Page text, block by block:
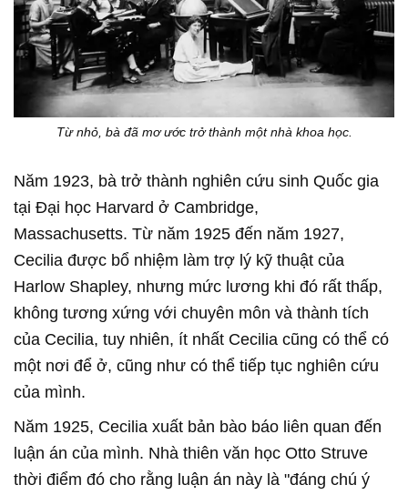
Từ nhỏ, bà đã mơ ước trở thành một nhà khoa học.
Năm 1923, bà trở thành nghiên cứu sinh Quốc gia
tại Đại học Harvard ở Cambridge,
Massachusetts. Từ năm 1925 đến năm 1927,
Cecilia được bổ nhiệm làm trợ lý kỹ thuật của
Harlow Shapley, nhưng mức lương khi đó rất thấp,
không tương xứng với chuyên môn và thành tích
của Cecilia, tuy nhiên, ít nhất Cecilia cũng có thể có
một nơi để ở, cũng như có thể tiếp tục nghiên cứu
của mình.
Năm 1925, Cecilia xuất bản bào báo liên quan đến
luận án của mình. Nhà thiên văn học Otto Struve
thời điểm đó cho rằng luận án này là "đáng chú ý